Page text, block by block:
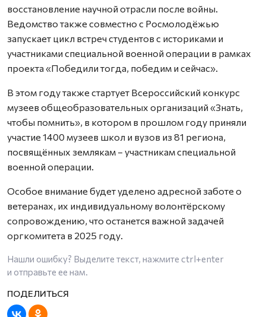
восстановление научной отрасли после войны.
Ведомство также совместно с Росмолодёжью
запускает цикл встреч студентов с историками и
участниками специальной военной операции в рамках
проекта «Победили тогда, победим и сейчас».
В этом году также стартует Всероссийский конкурс
музеев общеобразовательных организаций «Знать,
чтобы помнить», в котором в прошлом году приняли
участие 1400 музеев школ и вузов из 81 региона,
посвящённых землякам – участникам специальной
военной операции.
Особое внимание будет уделено адресной заботе о
ветеранах, их индивидуальному волонтёрскому
сопровождению, что останется важной задачей
оргкомитета в 2025 году.
Нашли ошибку? Выделите текст, нажмите ctrl+enter
и отправьте ее нам.